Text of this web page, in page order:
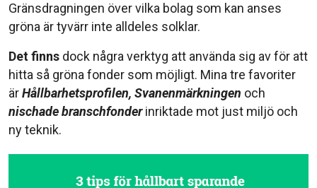
Gränsdragningen över vilka bolag som kan anses
gröna är tyvärr inte alldeles solklar.
Det finns dock några verktyg att använda sig av för att
hitta så gröna fonder som möjligt. Mina tre favoriter
ärHållbarhetsprofilen, Svanenmärkningen och
nischade branschfonder inriktade mot just miljö och
ny teknik.